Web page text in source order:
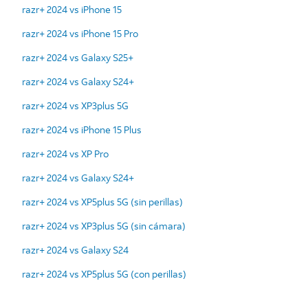
razr+ 2024 vs iPhone 15
razr+ 2024 vs iPhone 15 Pro
razr+ 2024 vs Galaxy S25+
razr+ 2024 vs Galaxy S24+
razr+ 2024 vs XP3plus 5G
razr+ 2024 vs iPhone 15 Plus
razr+ 2024 vs XP Pro
razr+ 2024 vs Galaxy S24+
razr+ 2024 vs XP5plus 5G (sin perillas)
razr+ 2024 vs XP3plus 5G (sin cámara)
razr+ 2024 vs Galaxy S24
razr+ 2024 vs XP5plus 5G (con perillas)